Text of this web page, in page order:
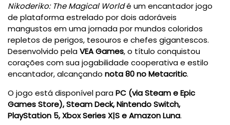
Nikoderiko: The Magical Worldé um encantador jogo
de plataforma estrelado por dois adoráveis
mangustos em uma jornada por mundos coloridos
repletos de perigos, tesouros e chefes gigantescos.
Desenvolvido pelaVEA Games, o título conquistou
corações com sua jogabilidade cooperativa e estilo
encantador, alcançando nota 80 no Metacritic.
O jogo está disponível paraPC (via Steam e Epic
Games Store), Steam Deck, Nintendo Switch,
PlayStation 5, Xbox Series X|S e Amazon Luna.